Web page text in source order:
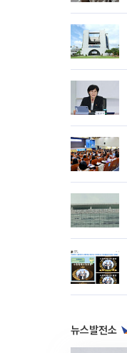
뉴스발전소